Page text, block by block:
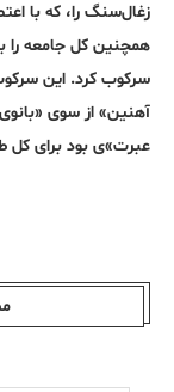
زغال‌سنگ را، که با
همچنین کل جامعه را
سرکوب کرد. این
آهنین» از سوی
عبرت»ی بود برای کل